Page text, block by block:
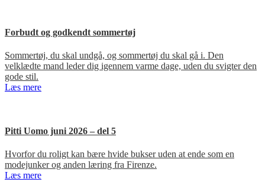
Forbudt og godkendt sommertøj
Sommertøj, du skal undgå, og sommertøj du skal gå i. Den
velklædte mand leder dig igennem varme dage, uden du svigter den
gode stil.
Læs mere
Pitti Uomo juni 2026 – del 5
Hvorfor du roligt kan bære hvide bukser uden at ende som en
modejunker og anden læring fra Firenze.
Læs mere